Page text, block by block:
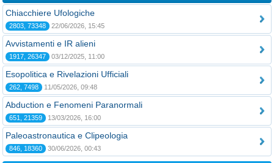
Chiacchiere Ufologiche
2803, 73348 22/06/2026, 15:45
Avvistamenti e IR alieni
1917, 26347 03/12/2025, 11:00
Esopolitica e Rivelazioni Ufficiali
262, 7498 11/05/2026, 09:48
Abduction e Fenomeni Paranormali
651, 21359 13/03/2026, 16:00
Paleoastronautica e Clipeologia
846, 18360 30/06/2026, 00:43